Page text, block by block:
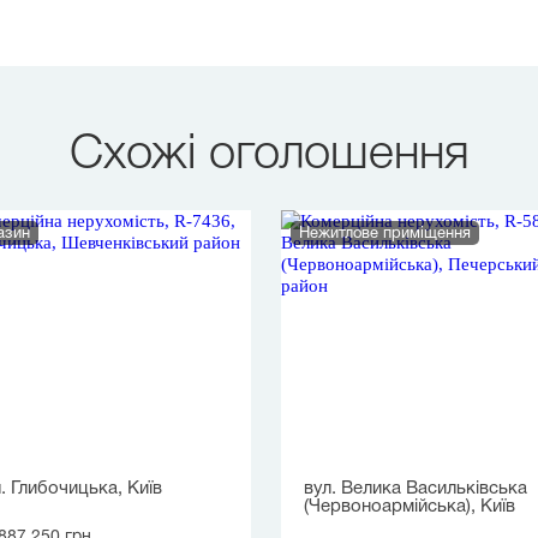
Схожі оголошення
Глибочицька, Київ
Нежитлове приміщення
вул. Велика Васильківська
(Червоноармійська), Київ